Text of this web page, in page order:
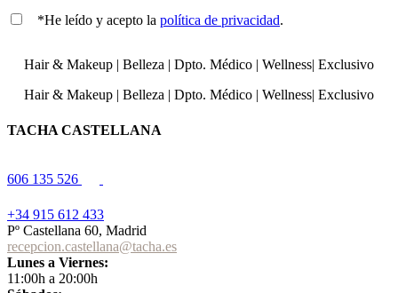
*He leído y acepto la política de privacidad.
Hair & Makeup | Belleza | Dpto. Médico | Wellness| Exclusivo
Hair & Makeup | Belleza | Dpto. Médico | Wellness| Exclusivo
TACHA CASTELLANA
606 135 526
+34 915 612 433
Pº Castellana 60, Madrid
recepcion.castellana@tacha.es
Lunes a Viernes:
11:00h a 20:00h